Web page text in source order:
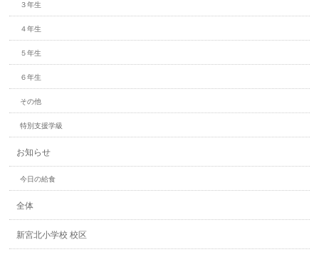
３年生
４年生
５年生
６年生
その他
特別支援学級
お知らせ
今日の給食
全体
新宮北小学校 校区